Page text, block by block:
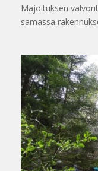
Majoituksen
samassa